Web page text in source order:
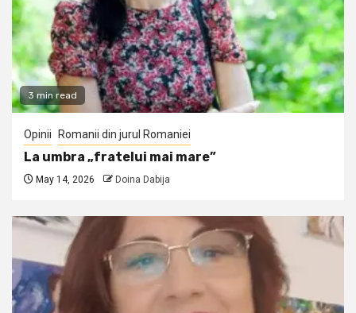
3 min read
Opinii Romanii din jurul Romaniei
La umbra „fratelui mai mare”
May 14, 2026 Doina Dabija